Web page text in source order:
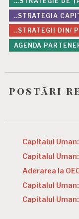
..STRATEGIA
..STRATEGII DIN/
AGENDA
postări
Capitalul
Capitalul
Aderarea la
Capitalul
Capitalul